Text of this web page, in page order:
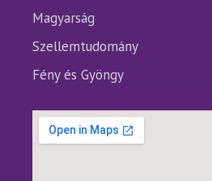
Magyarság
Szellemtudomány
Fény és Gyöngy